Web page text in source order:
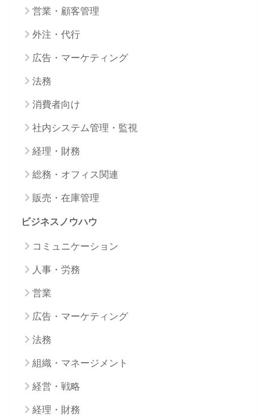
営業・顧客管理
外注・代行
広告・マーケティング
法務
消費者向け
社内システム管理・監視
経理・財務
総務・オフィス関連
販売・在庫管理
ビジネスノウハウ
コミュニケーション
人事・労務
営業
広告・マーケティング
法務
組織・マネージメント
経営・戦略
経理・財務